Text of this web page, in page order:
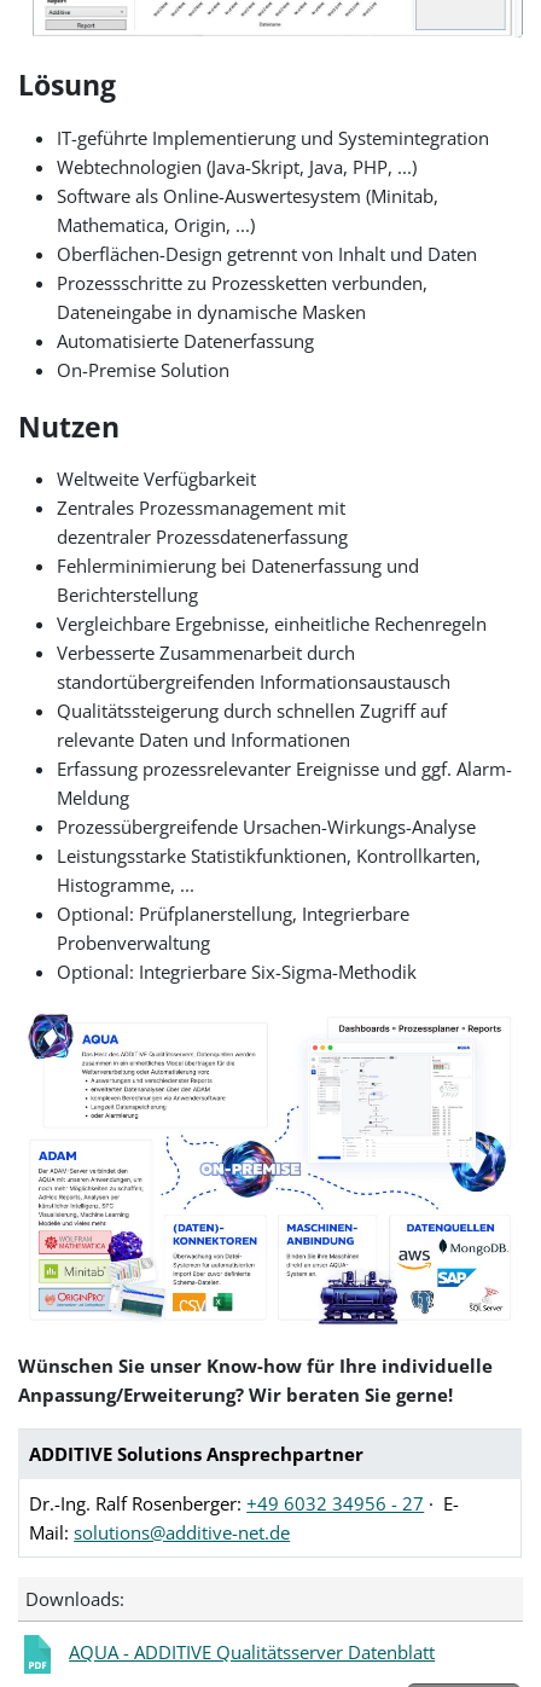
Lösung
IT-geführte Implementierung und Systemintegration
Webtechnologien (Java-Skript, Java, PHP, ...)
Software als Online-Auswertesystem (Minitab,
Mathematica, Origin, ...)
Oberflächen-Design getrennt von Inhalt und Daten
Prozessschritte zu Prozessketten verbunden,
Dateneingabe in dynamische Masken
Automatisierte Datenerfassung
On-Premise Solution
Nutzen
Weltweite Verfügbarkeit
Zentrales Prozessmanagement mit
dezentraler Prozessdatenerfassung
Fehlerminimierung bei Datenerfassung und
Berichterstellung
Vergleichbare Ergebnisse, einheitliche Rechenregeln
Verbesserte Zusammenarbeit durch
standortübergreifenden Informationsaustausch
Qualitätssteigerung durch schnellen Zugriff auf
relevante Daten und Informationen
Erfassung prozessrelevanter Ereignisse und ggf. Alarm-
Meldung
Prozessübergreifende Ursachen-Wirkungs-Analyse
Leistungsstarke Statistikfunktionen, Kontrollkarten,
Histogramme, ...
Optional: Prüfplanerstellung, Integrierbare
Probenverwaltung
Optional: Integrierbare Six-Sigma-Methodik
Wünschen Sie unser Know-how für Ihre individuelle
Anpassung/Erweiterung? Wir beraten Sie gerne!
ADDITIVE Solutions Ansprechpartner
Dr.-Ing. Ralf Rosenberger:+49 6032 34956 - 27 · E-
Mail:solutions@additive-net.de
Downloads:
AQUA - ADDITIVE Qualitätsserver Datenblatt